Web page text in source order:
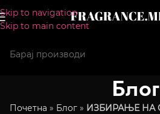
Skip to navigation
Skip to main content
Блог
Почетна » Блог» ИЗБИРАЊЕ НА